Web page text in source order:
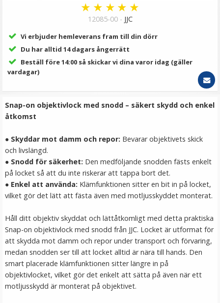
Step Up Ring 52-58mm - Gör filtergängan större
★★★ ★ ★
JJC rengöringskit 3 i 1 för kameran
★ ★ ★ ★ ★
12085-00 - JJC
Vi erbjuder hemleverans fram till din dörr
Du har alltid 14 dagars ångerrätt
Beställ före 14:00 så skickar vi dina varor idag (gäller
vardagar)
Snap-on objektivlock med snodd – säkert skydd och enkel
åtkomst
● Skyddar mot damm och repor: Bevarar objektivets skick
och livslängd.
● Snodd för säkerhet: Den medföljande snodden fästs enkelt
på locket så att du inte riskerar att tappa bort det.
● Enkel att använda: Klämfunktionen sitter en bit in på locket,
vilket gör det lätt att fästa även med motljusskyddet monterat.
Håll ditt objektiv skyddat och lättåtkomligt med detta praktiska
Snap-on objektivlock med snodd från JJC. Locket är utformat för
att skydda mot damm och repor under transport och förvaring,
medan snodden ser till att locket alltid är nära till hands. Den
smart placerade klämfunktionen sitter längre in på
objektivlocket, vilket gör det enkelt att sätta på även när ett
motljusskydd är monterat på objektivet.